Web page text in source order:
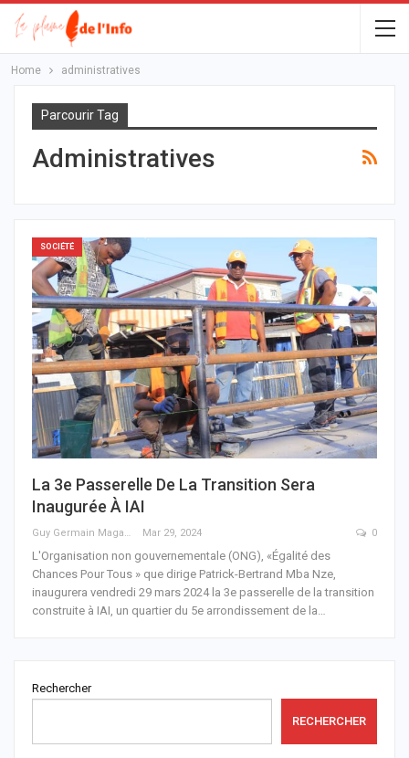
Home administratives
Parcourir Tag
Administratives
SOCIÉTÉ
La 3e Passerelle De La Transition Sera
Inaugurée À IAI
Guy Germain Maganga Nziengui Mar 29, 2024 0
L'Organisation non gouvernementale (ONG), «Égalité des
Chances Pour Tous » que dirige Patrick-Bertrand Mba Nze,
inaugurera vendredi 29 mars 2024 la 3e passerelle de la transition
construite à IAI, un quartier du 5e arrondissement de la
Rechercher
RECHERCHER